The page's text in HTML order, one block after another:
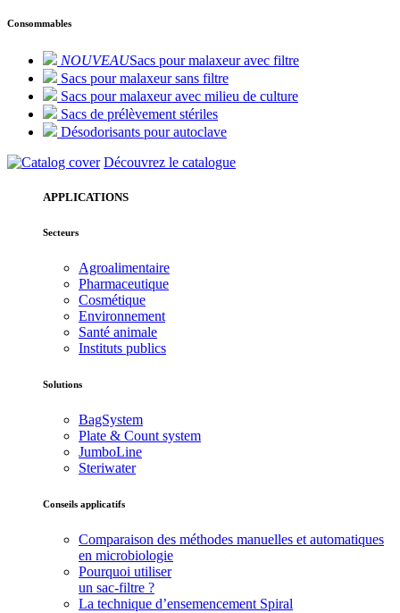
Consommables
NOUVEAUSacs pour malaxeur avec filtre
Sacs pour malaxeur sans filtre
Sacs pour malaxeur avec milieu de culture
Sacs de prélèvement stériles
Désodorisants pour autoclave
Découvrez le catalogue
APPLICATIONS
Secteurs
Agroalimentaire
Pharmaceutique
Cosmétique
Environnement
Santé animale
Instituts publics
Solutions
BagSystem
Plate & Count system
JumboLine
Steriwater
Conseils applicatifs
Comparaison des méthodes manuelles et automatiques
en microbiologie
Pourquoi utiliser
un sac-filtre ?
La technique d’ensemencement Spiral